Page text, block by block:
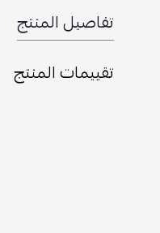
تفاصيل المنتج
تقييمات المنتج